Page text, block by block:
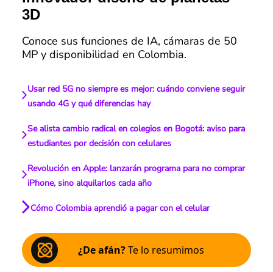
3D
Conoce sus funciones de IA, cámaras de 50
MP y disponibilidad en Colombia.
Usar red 5G no siempre es mejor: cuándo conviene seguir
usando 4G y qué diferencias hay
Se alista cambio radical en colegios en Bogotá: aviso para
estudiantes por decisión con celulares
Revolución en Apple: lanzarán programa para no comprar
iPhone, sino alquilarlos cada año
Cómo Colombia aprendió a pagar con el celular
¿De afán?Te lo resumimos